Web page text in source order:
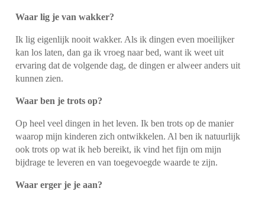
Waar lig je van wakker?
Ik lig eigenlijk nooit wakker. Als ik dingen even moeilijker
kan los laten, dan ga ik vroeg naar bed, want ik weet uit
ervaring dat de volgende dag, de dingen er alweer anders uit
kunnen zien.
Waar ben je trots op?
Op heel veel dingen in het leven. Ik ben trots op de manier
waarop mijn kinderen zich ontwikkelen. Al ben ik natuurlijk
ook trots op wat ik heb bereikt, ik vind het fijn om mijn
bijdrage te leveren en van toegevoegde waarde te zijn.
Waar erger je je aan?